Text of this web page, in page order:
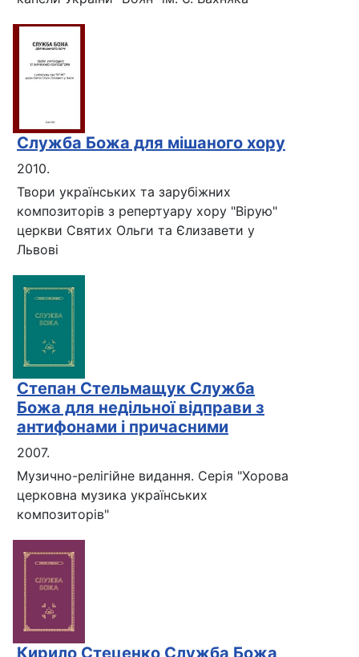
Служба Божа для мішаного хору
2010.
Твори українських та зарубіжних
композиторів з репертуару хору "Вірую"
церкви Святих Ольги та Єлизавети у
Львові
Степан Стельмащук Служба
Божа для недільної відправи з
антифонами і причасними
2007.
Музично-релігійне видання. Серія "Хорова
церковна музика українських
композиторів"
Кирило Стеценко Служба Божа